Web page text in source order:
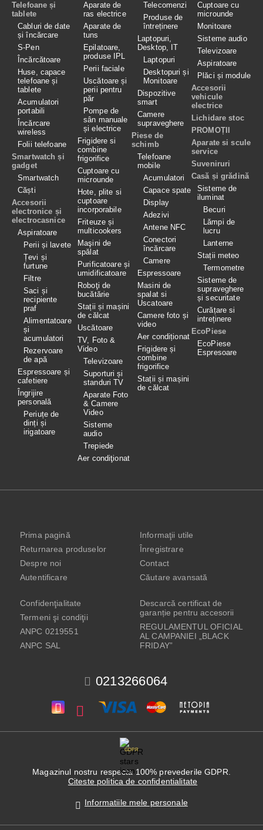
Telefoane și
tablete
Cabluri de date
și încărcare
S-Pen
Încărcătoare
Huse, capace
telefoane și
tablete
Acumulatori
portabili
Încărcare
wireless
Folii telefoane
Smartwatch și
gadget
Smartwatch
Căști
Accesorii
electronice și
electrocasnice
Aspiratoare
Perii și lavete
Țevi și
furtune
Filtre
Saci și
recipiente
praf
Alimentatoare
și
acumulatori
Rezervoare
de apă
Espressoare și
cafetiere
Îngrijire
personală
Periuțe de
dinți și
irigatoare
Aparate de
ras electrice
Aparate de
tuns
Epilatoare,
produse IPL
Perii faciale
Uscătoare și
perii pentru
păr
Pompe de
sân manuale
și electrice
Frigidere si
combine
frigorifice
Cuptoare cu
microunde
Hote, plite si
cuptoare
incorporabile
Friteuze și
multicookers
Maşini de
spălat
Purificatoare și
umidificatoare
Roboţi de
bucătărie
Stații și mașini
de călcat
Uscătoare
TV, Foto &
Video
Televizoare
Suporturi și
standuri TV
Aparate Foto
& Camere
Video
Sisteme
audio
Trepiede
Aer condiţionat
Telecomenzi
Produse de
întreținere
Laptopuri,
Desktop, IT
Laptopuri
Desktopuri și
Monitoare
Dispozitive
smart
Camere
supraveghere
Piese de
schimb
Telefoane
mobile
Acumulatori
Capace spate
Display
Adezivi
Antene NFC
Conectori
încărcare
Camere
Espressoare
Masini de
spalat si
Uscatoare
Camere foto și
video
Aer condiționat
Frigidere și
combine
frigorifice
Stații și mașini
de călcat
Cuptoare cu
microunde
Monitoare
Sisteme audio
Televizoare
Aspiratoare
Plăci și module
Accesorii
vehicule
electrice
Lichidare stoc
PROMOȚII
Aparate si scule
service
Suveniruri
Casă și grădină
Sisteme de
iluminat
Becuri
Lămpi de
lucru
Lanterne
Stații meteo
Termometre
Sisteme de
supraveghere
și securitate
Curățare si
intreținere
EcoPiese
EcoPiese
Espresoare
0213266064
Prima pagină
Returnarea produselor
Despre noi
Autentificare
Informaţii utile
Înregistrare
Contact
Căutare avansată
Confidenţialitate
Termeni şi condiţii
ANPC 0219551
ANPC SAL
Descarcă certificat de
garanție pentru accesorii
REGULAMENTUL OFICIAL
AL CAMPANIEI „BLACK
FRIDAY”
GDPR
Magazinul nostru respecta 100% prevederile GDPR.
Citeste politica de confidentialitate
Informatiile mele personale